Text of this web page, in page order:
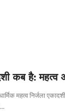
कब है: महत्व
महत्व निर्जला